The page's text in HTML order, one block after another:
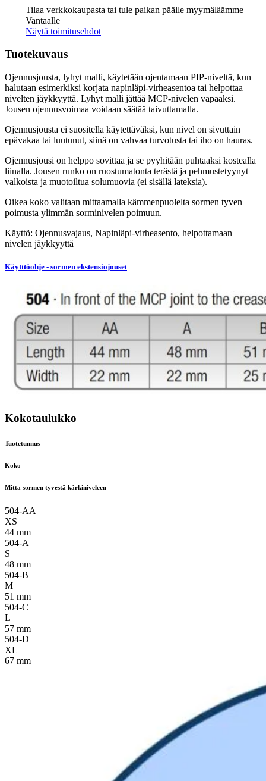
Extension
Assist
määrä
Tilaa verkkokaupasta tai tule paikan päälle myymäläämme
Vantaalle
Näytä toimitusehdot
Tuotekuvaus
Ojennusjousta, lyhyt malli, käytetään ojentamaan PIP-niveltä, kun
halutaan esimerkiksi korjata napinläpi-virheasentoa tai helpottaa
nivelten jäykkyyttä. Lyhyt malli jättää MCP-nivelen vapaaksi.
Jousen ojennusvoimaa voidaan säätää taivuttamalla.
Ojennusjousta ei suositella käytettäväksi, kun nivel on sivuttain
epävakaa tai luutunut, siinä on vahvaa turvotusta tai iho on hauras.
Ojennusjousi on helppo sovittaa ja se pyyhitään puhtaaksi kostealla
liinalla. Jousen runko on ruostumatonta terästä ja pehmustetyynyt
valkoista ja muotoiltua solumuovia (ei sisällä lateksia).
Oikea koko valitaan mittaamalla kämmenpuolelta sormen tyven
poimusta ylimmän sorminivelen poimuun.
Käyttö: Ojennusvajaus, Napinläpi-virheasento, helpottamaan
nivelen jäykkyyttä
Käytttöohje - sormen ekstensiojouset
Kokotaulukko
Tuotetunnus
Koko
Mitta sormen tyvestä kärkiniveleen
504-AA
XS
44 mm
504-A
S
48 mm
504-B
M
51 mm
504-C
L
57 mm
504-D
XL
67 mm